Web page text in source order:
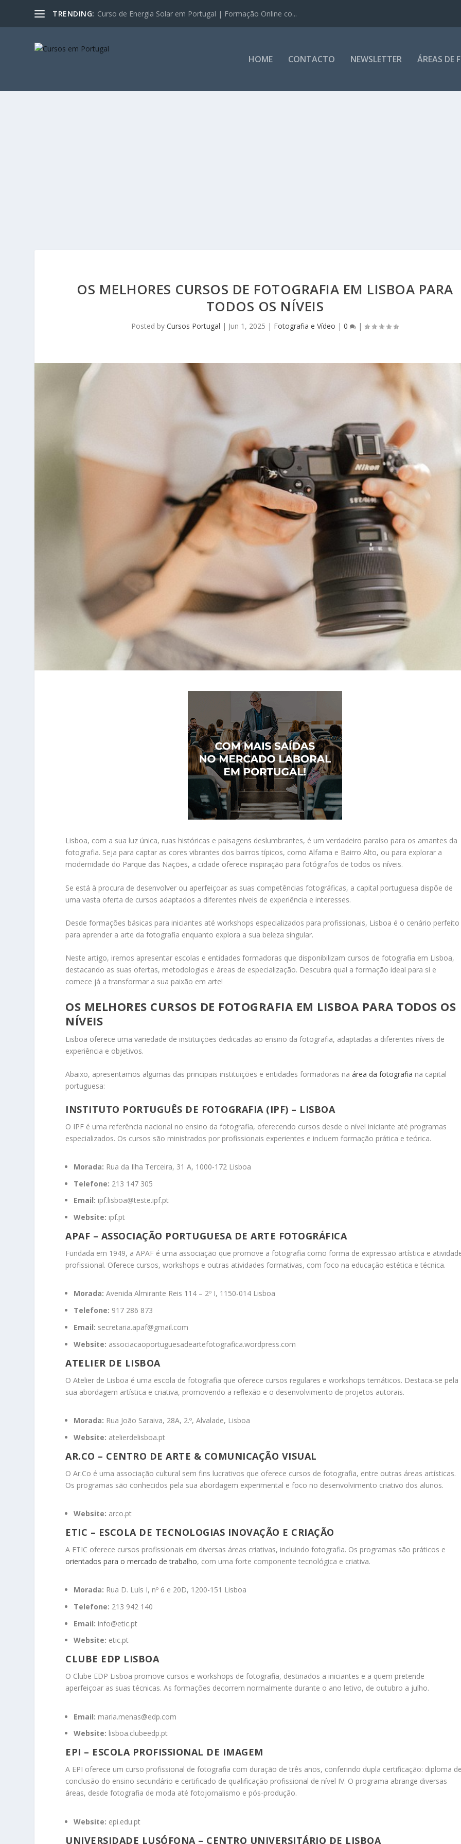
TRENDING: Curso de Energia Solar em Portugal | Formação Online co...
HOME CONTACTO NEWSLETTER ÁREAS DE
OS MELHORES CURSOS DE FOTOGRAFIA EM LISBOA PARA
TODOS OS NÍVEIS
Posted byCursos Portugal | Jun 1, 2025 | Fotografia e Vídeo |0 |
Lisboa, com a sua luz única, ruas históricas e paisagens deslumbrantes, é um verdadeiro paraíso para os amantes da
fotografia. Seja para captar as cores vibrantes dos bairros típicos, como Alfama e Bairro Alto, ou para explorar a
modernidade do Parque das Nações, a cidade oferece inspiração para fotógrafos de todos os níveis.
Se está à procura de desenvolver ou aperfeiçoar as suas competências fotográficas, a capital portuguesa dispõe de
uma vasta oferta de cursos adaptados a diferentes níveis de experiência e interesses.
Desde formações básicas para iniciantes até workshops especializados para profissionais, Lisboa é o cenário perfeito
para aprender a arte da fotografia enquanto explora a sua beleza singular.
Neste artigo, iremos apresentar escolas e entidades formadoras que disponibilizam cursos de fotografia em Lisboa,
destacando as suas ofertas, metodologias e áreas de especialização. Descubra qual a formação ideal para si e
comece já a transformar a sua paixão em arte!
OS MELHORES CURSOS DE FOTOGRAFIA EM LISBOA PARA TODOS OS
NÍVEIS
Lisboa oferece uma variedade de instituições dedicadas ao ensino da fotografia, adaptadas a diferentes níveis de
experiência e objetivos.
Abaixo, apresentamos algumas das principais instituições e entidades formadoras naárea da fotografia na capital
portuguesa:
INSTITUTO PORTUGUÊS DE FOTOGRAFIA (IPF) – LISBOA
O IPF é uma referência nacional no ensino da fotografia, oferecendo cursos desde o nível iniciante até programas
especializados. Os cursos são ministrados por profissionais experientes e incluem formação prática e teórica.
Morada: Rua da Ilha Terceira, 31 A, 1000-172 Lisboa
Telefone: 213 147 305
Email: ipf.lisboa@teste.ipf.pt
Website: ipf.pt
APAF – ASSOCIAÇÃO PORTUGUESA DE ARTE FOTOGRÁFICA
Fundada em 1949, a APAF é uma associação que promove a fotografia como forma de expressão artística e
profissional. Oferece cursos, workshops e outras atividades formativas, com foco na educação estética e técnica.
Morada: Avenida Almirante Reis 114 – 2º I, 1150-014 Lisboa
Telefone: 917 286 873
Email: secretaria.apaf@gmail.com
Website: associacaoportuguesadeartefotografica.wordpress.com
ATELIER DE LISBOA
O Atelier de Lisboa é uma escola de fotografia que oferece cursos regulares e workshops temáticos. Destaca-se pela
sua abordagem artística e criativa, promovendo a reflexão e o desenvolvimento de projetos autorais.
Morada: Rua João Saraiva, 28A, 2.º, Alvalade, Lisboa
Website: atelierdelisboa.pt
AR.CO – CENTRO DE ARTE & COMUNICAÇÃO VISUAL
O Ar.Co é uma associação cultural sem fins lucrativos que oferece cursos de fotografia, entre outras áreas artísticas.
Os programas são conhecidos pela sua abordagem experimental e foco no desenvolvimento criativo dos alunos.
Website: arco.pt
ETIC – ESCOLA DE TECNOLOGIAS INOVAÇÃO E CRIAÇÃO
A ETIC oferece cursos profissionais em diversas áreas criativas, incluindo fotografia. Os programas são práticos e
orientados para o mercado de trabalho, com uma forte componente tecnológica e criativa.
Morada: Rua D. Luís I, nº 6 e 20D, 1200-151 Lisboa
Telefone: 213 942 140
Email: info@etic.pt
Website: etic.pt
CLUBE EDP LISBOA
O Clube EDP Lisboa promove cursos e workshops de fotografia, destinados a iniciantes e a quem pretende
aperfeiçoar as suas técnicas. As formações decorrem normalmente durante o ano letivo, de outubro a julho.
Email: maria.menas@edp.com
Website: lisboa.clubeedp.pt
EPI – ESCOLA PROFISSIONAL DE IMAGEM
A EPI oferece um curso profissional de fotografia com duração de três anos, conferindo dupla certificação: diploma
conclusão do ensino secundário e certificado de qualificação profissional de nível IV. O programa abrange diversas
áreas, desde fotografia de moda até fotojornalismo e pós-produção.
Website: epi.edu.pt
UNIVERSIDADE LUSÓFONA – CENTRO UNIVERSITÁRIO DE LISBOA